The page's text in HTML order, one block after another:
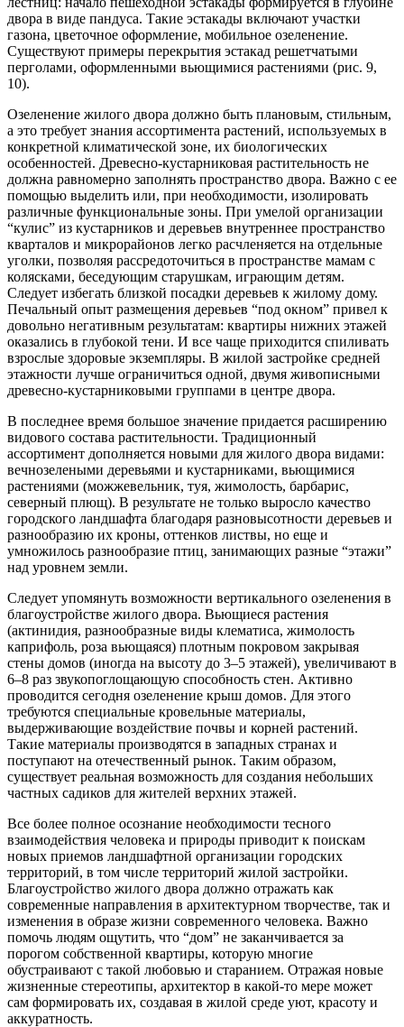
двора в виде пандуса. Такие эстакады включают участки
газона, цветочное оформление, мобильное озеленение.
Существуют примеры перекрытия эстакад решетчатыми
перголами, оформленными вьющимися растениями (рис. 9,
10).
Озеленение жилого двора должно быть плановым, стильным,
а это требует знания ассортимента растений, используемых в
конкретной климатической зоне, их биологических
особенностей. Древесно-кустарниковая растительность не
должна равномерно заполнять пространство двора. Важно с ее
помощью выделить или, при необходимости, изолировать
различные функциональные зоны. При умелой организации
“кулис” из кустарников и деревьев внутреннее пространство
кварталов и микро­районов легко расчленяется на отдельные
уголки, позволяя рассредоточиться в пространстве мамам с
колясками, беседующим старушкам, играющим детям.
Следует избегать близкой посадки деревьев к жилому дому.
Печальный опыт размещения деревьев “под окном” привел к
довольно негативным результатам: квартиры нижних этажей
оказались в глубокой тени. И все чаще приходится спиливать
взрослые здоровые экземпляры. В жилой застройке средней
этажности лучше ограничиться одной, двумя живописными
древесно-кустарниковыми группами в центре двора.
В последнее время большое значение придается расширению
видового состава растительности. Традиционный
ассортимент дополняется новыми для жилого двора видами:
вечнозелеными деревьями и кустарниками, вьющимися
растениями (можжевельник, туя, жимолость, барбарис,
северный плющ). В результате не только выросло качество
городского ландшафта благодаря разновысотности деревьев и
разнообразию их кроны, оттенков листвы, но еще и
умножилось разнообразие птиц, занимающих разные “этажи”
над уровнем земли.
Следует упомянуть возможности вертикального озеленения в
благоустройстве жилого двора. Вьющиеся растения
(актинидия, разнообразные виды клематиса, жимолость
каприфоль, роза вьющаяся) плотным покровом закрывая
стены домов (иногда на высоту до 3–5 этажей), увеличивают в
6–8 раз звукопоглощающую способность стен. Активно
проводится сегодня озеленение крыш домов. Для этого
требуются специальные кровельные материалы,
выдерживающие воздействие почвы и корней растений.
Такие материалы производятся в западных странах и
поступают на отечественный рынок. Таким образом,
существует реальная возможность для создания небольших
частных садиков для жителей верхних этажей.
Все более полное осознание необходимости тесного
взаимодействия человека и природы приводит к поискам
новых приемов ландшафтной организации городских
территорий, в том числе территорий жилой застройки.
Благоустройство жилого двора должно отражать как
современные направления в архитектурном творчестве, так и
изменения в образе жизни современного человека. Важно
помочь людям ощутить, что “дом” не заканчивается за
порогом собственной квартиры, которую многие
обустраивают с такой любовью и старанием. Отражая новые
жизненные стереотипы, архитектор в какой-то мере может
сам формировать их, создавая в жилой среде уют, красоту и
аккуратность.